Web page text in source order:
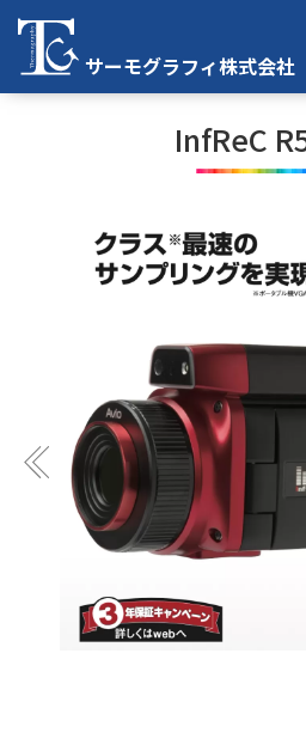
サーモグラフィ株式会社
TOP
InfReC